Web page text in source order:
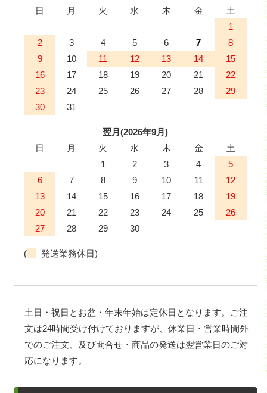
日
月 火 水 木 金
土
1
2
3 4 5 6 7
8
9
10 11 12 13 14
15
16
17 18 19 20 21
22
23
24 25 26 27 28
29
30
31
翌月(2026年9月)
日
月 火 水 木 金
土
1
2 3 4
5
6
7 8 9 10 11
12
13
14 15 16 17 18
19
20
21 22 23 24 25
26
27
28 29 30
( 発送業務休日)
土日・祝日とお盆・年末年始は定休日となります。ご注
文は24時間受け付けておりますが、休業日・営業時間外
でのご注文、及び問合せ・商品の発送は翌営業日のご対
応になります。